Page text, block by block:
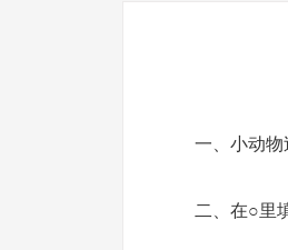
一、小动物
二、在○里